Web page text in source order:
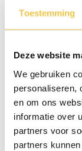
Toestemming
Deze website
We gebruiken
personaliseren,
en om ons
informatie over
partners voor
partners
verwijderd te
frame bevestigd
niet meegeleverd.